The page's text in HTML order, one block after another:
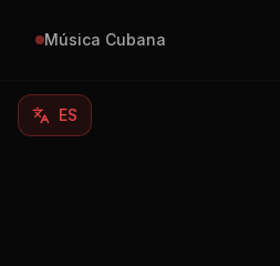
Música Cubana
ES